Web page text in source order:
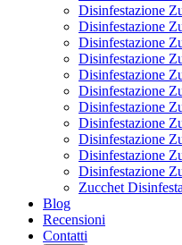
Disinfestazione
Disinfestazione
Disinfestazione
Disinfestazione
Disinfestazione
Disinfestazione
Disinfestazione
Disinfestazione
Disinfestazione
Disinfestazione
Disinfestazione
Zucchet
Blog
Recensioni
Contatti